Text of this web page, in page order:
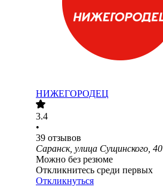
НИЖЕГОРОДЕЦ
3.4
•
39 отзывов
Саранск, улица Сущинского, 40
Можно без резюме
Откликнитесь среди первых
Откликнуться